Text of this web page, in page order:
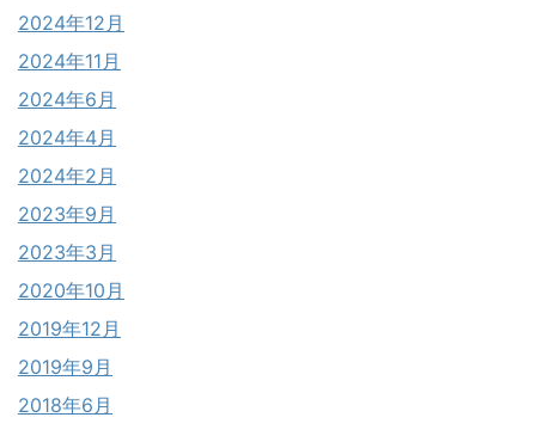
2024年12月
2024年11月
2024年6月
2024年4月
2024年2月
2023年9月
2023年3月
2020年10月
2019年12月
2019年9月
2018年6月